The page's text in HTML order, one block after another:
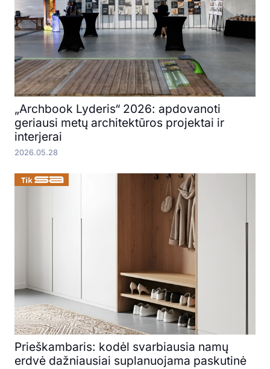
„Archbook Lyderis“ 2026: apdovanoti
geriausi metų architektūros projektai ir
interjerai
2026.05.28
Prieškambaris: kodėl svarbiausia namų
erdvė dažniausiai suplanuojama paskutinė